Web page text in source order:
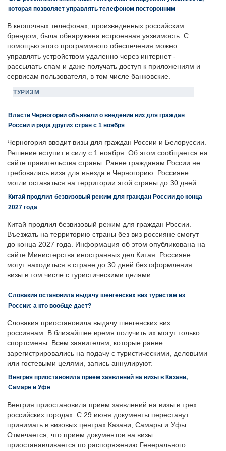
которая позволяет управлять телефоном посторонним
В кнопочных телефонах, произведенных российским
брендом, была обнаружена встроенная уязвимость. С
помощью этого программного обеспечения можно
управлять устройством удаленно через интернет -
рассылать спам и даже получать доступ к приложениям и
сервисам пользователя, в том числе банковские.
ТУРИЗМ
Власти Черногории объявили о введении виз для граждан
России и ряда других стран с 1 ноября
Черногория вводит визы для граждан России и Белоруссии.
Решение вступит в силу с 1 ноября. Об этом сообщается на
сайте правительства страны. Ранее гражданам России не
требовалась виза для въезда в Черногорию. Россияне
могли оставаться на территории этой страны до 30 дней.
Китай продлил безвизовый режим для граждан России до конца
2027 года
Китай продлил безвизовый режим для граждан России.
Въезжать на территорию страны без виз россияне смогут
до конца 2027 года. Информация об этом опубликована на
сайте Министерства иностранных дел Китая. Россияне
могут находиться в стране до 30 дней без оформления
визы в том числе с туристическими целями.
Словакия остановила выдачу шенгенских виз туристам из
России: а кто вообще дает?
Словакия приостановила выдачу шенгенских виз
россиянам. В ближайшее время получить их могут только
спортсмены. Всем заявителям, которые ранее
зарегистрировались на подачу с туристическими, деловыми
или гостевыми целями, запись аннулируют.
Венгрия приостановила прием заявлений на визы в Казани,
Самаре и Уфе
Венгрия приостановила прием заявлений на визы в трех
российских городах. С 29 июня документы перестанут
принимать в визовых центрах Казани, Самары и Уфы.
Отмечается, что прием документов на визы
приостанавливается по распоряжению Генерального